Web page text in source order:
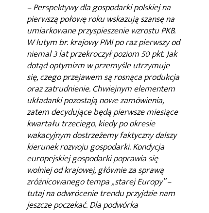
– Perspektywy dla gospodarki polskiej na
pierwszą połowę roku wskazują szansę na
umiarkowane przyspieszenie wzrostu PKB.
W lutym br. krajowy PMI po raz pierwszy od
niemal 3 lat przekroczył poziom 50 pkt. Jak
dotąd optymizm w przemyśle utrzymuje
się, czego przejawem są rosnąca produkcja
oraz zatrudnienie. Chwiejnym elementem
układanki pozostają nowe zamówienia,
zatem decydujące będą pierwsze miesiące
kwartału trzeciego, kiedy po okresie
wakacyjnym dostrzeżemy faktyczny dalszy
kierunek rozwoju gospodarki. Kondycja
europejskiej gospodarki poprawia się
wolniej od krajowej, głównie za sprawą
zróżnicowanego tempa „starej Europy” –
tutaj na odwrócenie trendu przyjdzie nam
jeszcze poczekać. Dla podwórka